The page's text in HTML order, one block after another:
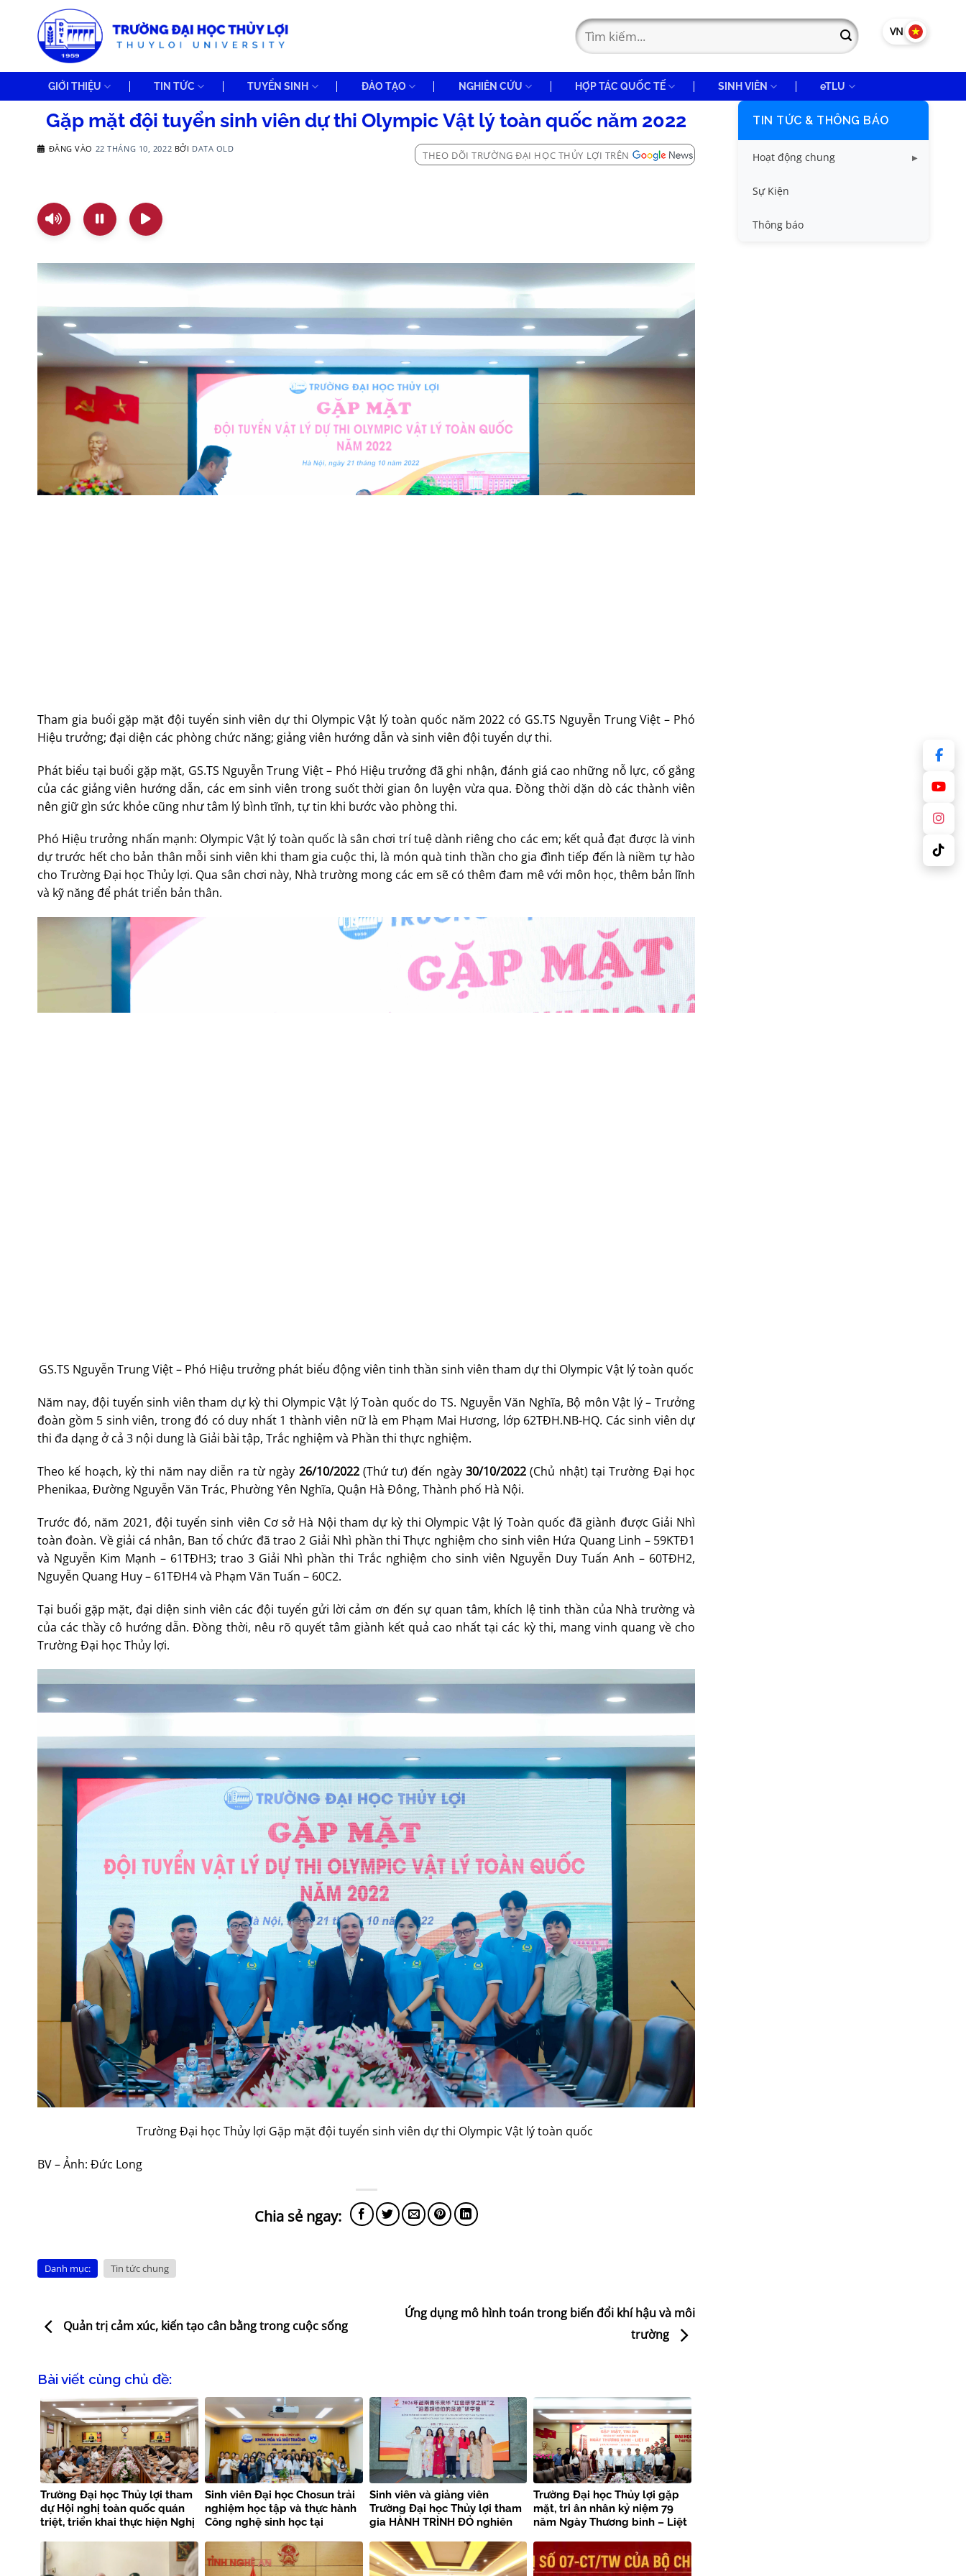
VN EN
GIỚI THIỆU TIN TỨC TUYỂN SINH ĐÀO TẠO NGHIÊN CỨU HỢP TÁC QUỐC TẾ SINH VIÊN eTLU
Gặp mặt đội tuyển sinh viên dự thi Olympic Vật lý toàn quốc năm 2022
ĐĂNG VÀO 22 THÁNG 10, 2022 BỞI DATA OLD
THEO DÕI TRƯỜNG ĐẠI HỌC THỦY LỢI TRÊN
Tham gia buổi gặp mặt đội tuyển sinh viên dự thi Olympic Vật lý toàn quốc năm 2022 có GS.TS Nguyễn Trung Việt – Phó
Hiệu trưởng; đại diện các phòng chức năng; giảng viên hướng dẫn và sinh viên đội tuyển dự thi.
Phát biểu tại buổi gặp mặt, GS.TS Nguyễn Trung Việt – Phó Hiệu trưởng đã ghi nhận, đánh giá cao những nỗ lực, cố gắng
của các giảng viên hướng dẫn, các em sinh viên trong suốt thời gian ôn luyện vừa qua. Đồng thời dặn dò các thành viên
nên giữ gìn sức khỏe cũng như tâm lý bình tĩnh, tự tin khi bước vào phòng thi.
Phó Hiệu trưởng nhấn mạnh: Olympic Vật lý toàn quốc là sân chơi trí tuệ dành riêng cho các em; kết quả đạt được là vinh
dự trước hết cho bản thân mỗi sinh viên khi tham gia cuộc thi, là món quà tinh thần cho gia đình tiếp đến là niềm tự hào
cho Trường Đại học Thủy lợi. Qua sân chơi này, Nhà trường mong các em sẽ có thêm đam mê với môn học, thêm bản lĩnh
và kỹ năng để phát triển bản thân.
GS.TS Nguyễn Trung Việt – Phó Hiệu trưởng phát biểu động viên tinh thần sinh viên tham dự thi Olympic Vật lý toàn quốc
Năm nay, đội tuyển sinh viên tham dự kỳ thi Olympic Vật lý Toàn quốc do TS. Nguyễn Văn Nghĩa, Bộ môn Vật lý – Trưởng
đoàn gồm 5 sinh viên, trong đó có duy nhất 1 thành viên nữ là em Phạm Mai Hương, lớp 62TĐH.NB-HQ. Các sinh viên dự
thi đa dạng ở cả 3 nội dung là Giải bài tập, Trắc nghiệm và Phần thi thực nghiệm.
Theo kế hoạch, kỳ thi năm nay diễn ra từ ngày 26/10/2022(Thứ tư) đến ngày30/10/2022 (Chủ nhật) tại Trường Đại học
Phenikaa, Đường Nguyễn Văn Trác, Phường Yên Nghĩa, Quận Hà Đông, Thành phố Hà Nội.
Trước đó, năm 2021, đội tuyển sinh viên Cơ sở Hà Nội tham dự kỳ thi Olympic Vật lý Toàn quốc đã giành được Giải Nhì
toàn đoàn. Về giải cá nhân, Ban tổ chức đã trao 2 Giải Nhì phần thi Thực nghiệm cho sinh viên Hứa Quang Linh – 59KTĐ1
và Nguyễn Kim Mạnh – 61TĐH3; trao 3 Giải Nhì phần thi Trắc nghiệm cho sinh viên Nguyễn Duy Tuấn Anh – 60TĐH2,
Nguyễn Quang Huy – 61TĐH4 và Phạm Văn Tuấn – 60C2.
Tại buổi gặp mặt, đại diện sinh viên các đội tuyển gửi lời cảm ơn đến sự quan tâm, khích lệ tinh thần của Nhà trường và
của các thầy cô hướng dẫn. Đồng thời, nêu rõ quyết tâm giành kết quả cao nhất tại các kỳ thi, mang vinh quang về cho
Trường Đại học Thủy lợi.
Trường Đại học Thủy lợi Gặp mặt đội tuyển sinh viên dự thi Olympic Vật lý toàn quốc
BV – Ảnh: Đức Long
Danh mục: Tin tức chung
Quản trị cảm xúc, kiến tạo cân bằng trong cuộc sống
Ứng dụng mô hình toán trong biến đổi khí hậu và môi
trường
Bài viết cùng chủ đề:
Trường Đại học Thủy lợi tham
dự Hội nghị toàn quốc quán
triệt, triển khai thực hiện Nghị
khóa XIV
Sinh viên Đại học Chosun trải
nghiệm học tập và thực hành
Công nghệ sinh học tại
Sinh viên và giảng viên
Trường Đại học Thủy lợi tham
gia HÀNH TRÌNH ĐỎ nghiên
Việt Nam tại Trung Quốc –
Trại nghiên cứu, học tập
Trường Đại học Thủy lợi gặp
mặt, tri ân nhân kỷ niệm 79
năm Ngày Thương binh – Liệt
TIN TỨC & THÔNG BÁO
Hoạt động chung
Tin công tác sinh viên
Tin đào tạo
Sự Kiện
Thông báo